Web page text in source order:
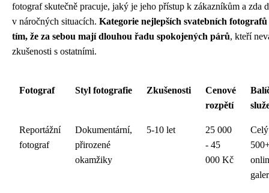
fotograf skutečně pracuje, jaký je jeho přístup k zákazníkům a zda
v náročných situacích. Kategorie nejlepších svatebních
tím, že za sebou mají dlouhou řadu spokojených párů, kteří
zkušenosti s ostatními.
Fotograf Styl fotografie Zkušenosti
Cenové
rozpětí
Reportážní
fotograf
Dokumentární,
přirozené
okamžiky
5-10 let
25 000
- 45
000 Kč